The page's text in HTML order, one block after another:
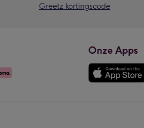
Greetz kortingscode
Onze Apps